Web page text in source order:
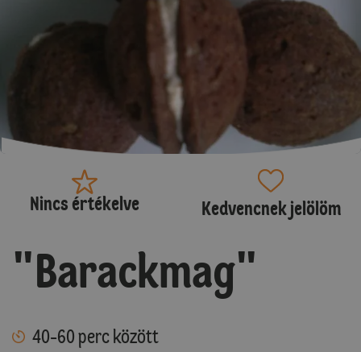
Nincs értékelve Kedvencnek jelölöm
"Barackmag"
40-60 perc között